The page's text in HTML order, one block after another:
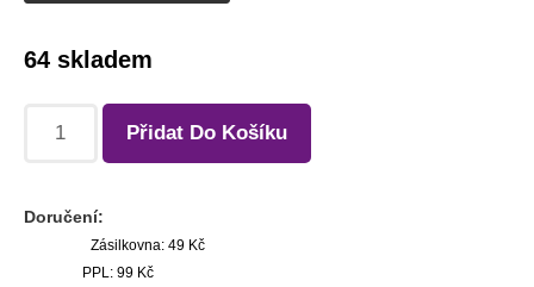
64 skladem
Přidat Do Košíku
Doručení:
Zásilkovna: 49 Kč
PPL: 99 Kč